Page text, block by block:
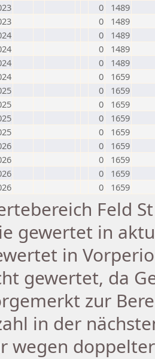
0
1489
0
1489
0
1489
0
1489
0
1489
0
1659
0
1659
0
1659
0
1659
0
1659
0
1659
0
1659
0
1659
0 1659
Feld
gewertet in
in
gewertet, da
zur
in der
wegen